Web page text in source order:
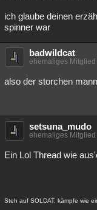
ich glaube deinen
spinner war
badwildcat
ehemaliges Mitglied
also der storchen
setsuna_mudo
ehemaliges Mitglied
Ein Lol Thread wie
Steh auf SOLDAT, kämpfe wie